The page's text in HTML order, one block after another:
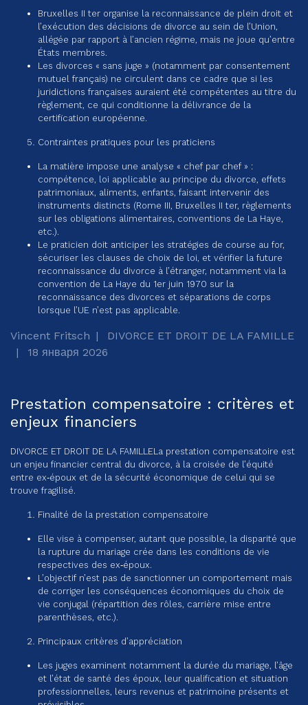
Bruxelles II ter organise la reconnaissance de plein droit et
l’exécution des décisions de divorce au sein de l’Union,
allégée par rapport à l’ancien régime, mais ne joue qu’entre
États membres.
Les divorces « sans juge » (notamment par consentement
mutuel français) ne circulent dans ce cadre que si les
juridictions françaises auraient été compétentes au titre du
règlement, ce qui conditionne la délivrance de la
certification européenne.
Contraintes pratiques pour les praticiens
La matière impose une analyse « chef par chef » :
compétence, loi applicable au principe du divorce, effets
patrimoniaux, aliments, enfants, faisant intervenir des
instruments distincts (Rome III, Bruxelles II ter, règlements
sur les obligations alimentaires, conventions de La Haye,
etc.).
Le praticien doit anticiper les stratégies de course au for,
sécuriser les clauses de choix de loi, et vérifier la future
reconnaissance du divorce à l’étranger, notamment via la
convention de La Haye du 1er juin 1970 sur la
reconnaissance des divorces et séparations de corps
lorsque l’UE n’est pas applicable.
Vincent Fritsch
DIVORCE ET DROIT DE LA FAMILLE
18 января 2026
Prestation compensatoire : critères et
enjeux financiers
DIVORCE ET DROIT DE LA FAMILLELa prestation compensatoire est
un enjeu financier central du divorce, à la croisée de l’équité
entre ex‑époux et de la sécurité économique de celui qui se
trouve fragilisé.
Finalité de la prestation compensatoire
Elle vise à compenser, autant que possible, la disparité que
la rupture du mariage crée dans les conditions de vie
respectives des ex‑époux.
L’objectif n’est pas de sanctionner un comportement mais
de corriger les conséquences économiques du choix de
vie conjugal (répartition des rôles, carrière mise entre
parenthèses, etc.).
Principaux critères d’appréciation
Les juges examinent notamment la durée du mariage, l’âge
et l’état de santé des époux, leur qualification et situation
professionnelles, leurs revenus et patrimoine présents et